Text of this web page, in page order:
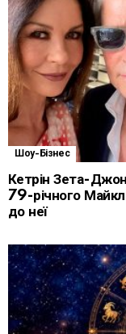
Шоу-Бізнес
Кетрін Зета-
79-річного
до неї